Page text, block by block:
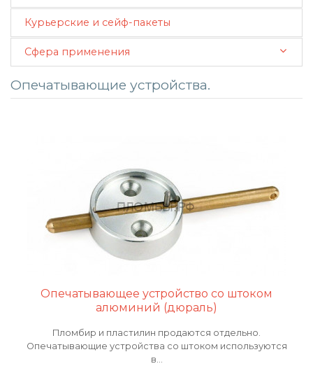
Курьерские и сейф-пакеты
Сфера применения
Опечатывающие устройства.
Опечатывающее устройство со штоком
алюминий (дюраль)
Пломбир и пластилин продаются отдельно.
Опечатывающие устройства со штоком используются
в...